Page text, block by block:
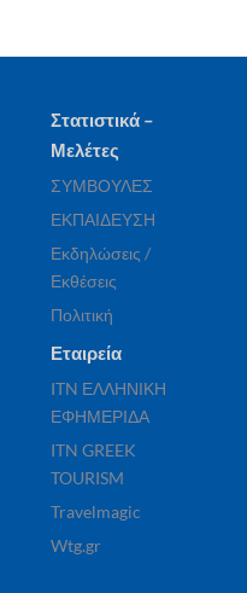
Στατιστικά –
Μελέτες
ΣΥΜΒΟΥΛΕΣ
ΕΚΠΑΙΔΕΥΣΗ
Εκδηλώσεις /
Εκθέσεις
Πολιτική
Εταιρεία
ITN ΕΛΛΗΝΙΚΗ
ΕΦΗΜΕΡΙΔΑ
ITN GREEK
TOURISM
Travelmagic
Wtg.gr